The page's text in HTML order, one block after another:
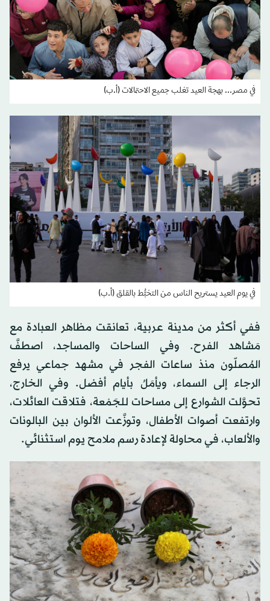
في مصر... بهجة العيد تغلب جميع الاحتمالات (أ.ب)
في يوم العيد يستريح الناس من التخبُّط بالقلق (أ.ب)
ففي أكثر من مدينة عربية، تعانقت مظاهر العبادة مع
مَشاهد الفرح. وفي الساحات والمساجد، اصطفَّ
المُصلّون منذ ساعات الفجر في مشهد جماعي يرفع
الرجاء إلى السماء، ويأمَلُ بأيام أفضل. وفي الخارج،
تحوَّلت الشوارع إلى مساحات للجَمْعة، فتلاقت العائلات،
وارتفعت أصوات الأطفال، وتوزَّعت الألوان بين البالونات
والألعاب، في محاولة لإعادة رسم ملامح يوم استثنائي.